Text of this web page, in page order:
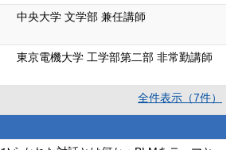
中央大学 文学部 兼任講師
東京電機大学 工学部第二部 非常勤講師
全件表示（7件）